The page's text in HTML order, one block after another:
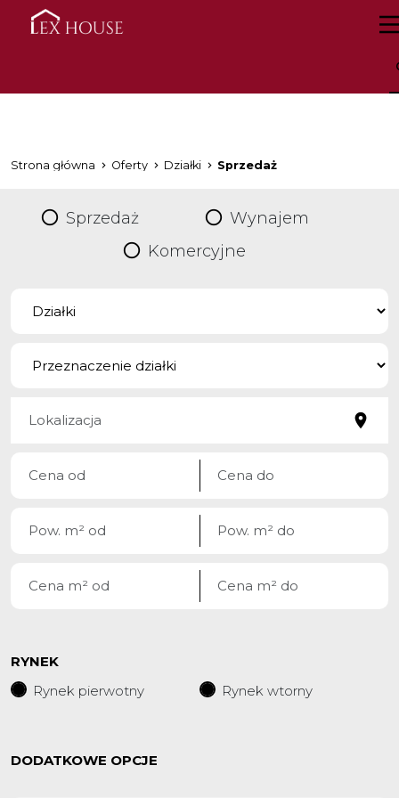
Strona główna Oferty Działki Sprzedaż
Sprzedaż
Wynajem
Komercyjne
RYNEK
Rynek pierwotny
Rynek wtorny
DODATKOWE OPCJE